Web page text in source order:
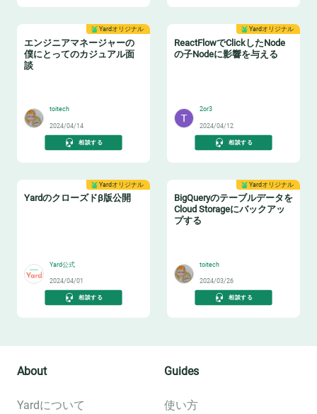
Yardオリジナル
エンジニアマネージャーの
僕にとってのカジュアル面
談
toitech
2024/04/14
相談する
Yardオリジナル
ReactFlowでClickしたNode
の子Nodeに影響を与える
2or3
2024/04/12
相談する
Yardオリジナル
Yardのクローズドβ版公開
Yard公式
2024/04/01
相談する
Yardオリジナル
BigQueryのテーブルデータを
Cloud Storageにバックアッ
プする
toitech
2024/03/26
相談する
About
Yardについて
Guides
使い方